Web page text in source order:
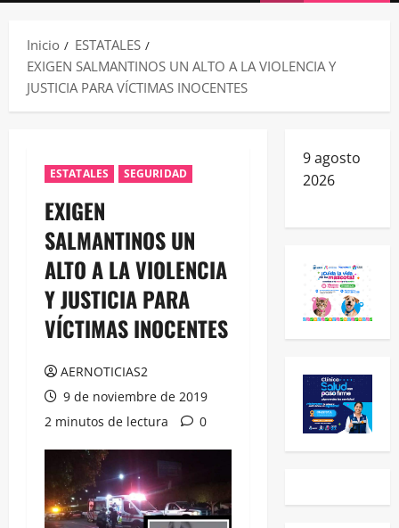
Inicio
ESTATALES
EXIGEN SALMANTINOS UN ALTO A LA VIOLENCIA Y
JUSTICIA PARA VÍCTIMAS INOCENTES
ESTATALES SEGURIDAD
EXIGEN
SALMANTINOS UN
ALTO A LA VIOLENCIA
Y JUSTICIA PARA
VÍCTIMAS INOCENTES
AERNOTICIAS2
9 de noviembre de 2019
2 minutos de lectura
0
9 agosto
2026